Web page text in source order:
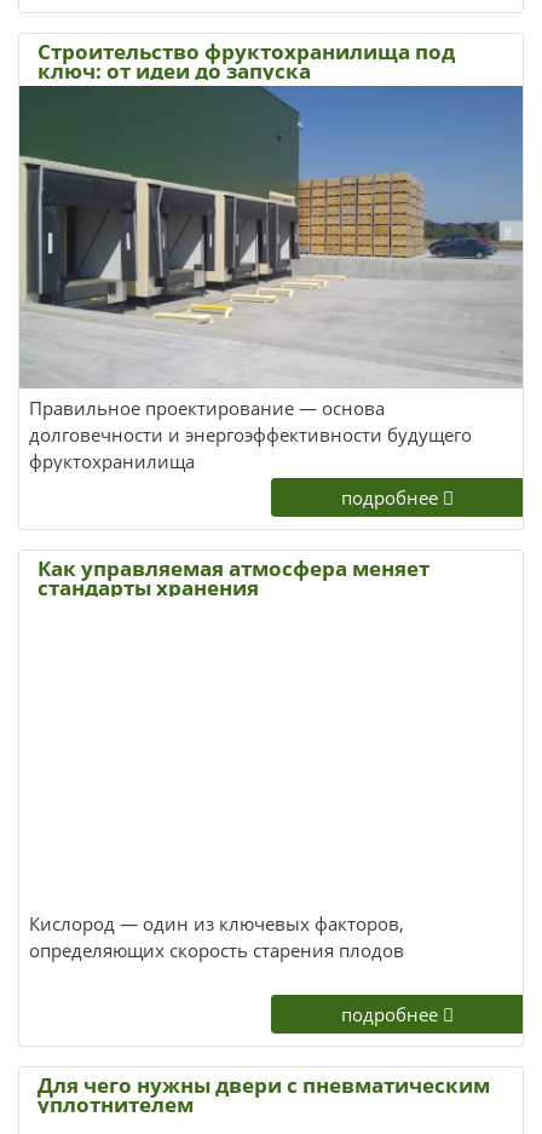
Строительство фруктохранилища под
ключ: от идеи до запуска
Правильное проектирование — основа
долговечности и энергоэффективности будущего
фруктохранилища
подробнее
Как управляемая атмосфера меняет
стандарты хранения
Кислород — один из ключевых факторов,
определяющих скорость старения плодов
подробнее
Для чего нужны двери с пневматическим
уплотнителем